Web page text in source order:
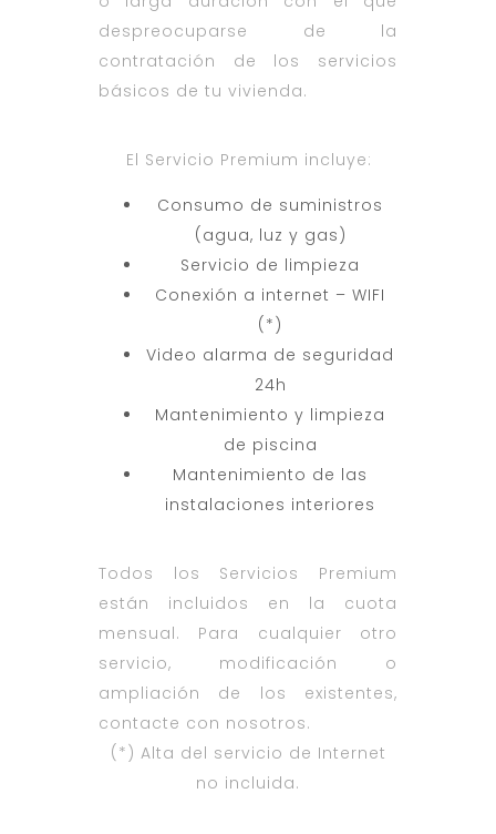
despreocuparse de la
contratación de los servicios
básicos de tu vivienda.
El Servicio Premium incluye:
Consumo de suministros
(agua, luz y gas)
Servicio de limpieza
Conexión a internet – WIFI
(*)
Video alarma de seguridad
24h
Mantenimiento y limpieza
de piscina
Mantenimiento de las
instalaciones interiores
Todos los Servicios Premium
están incluidos en la cuota
mensual. Para cualquier otro
servicio, modificación o
ampliación de los existentes,
contacte con nosotros.
(*) Alta del servicio de Internet
no incluida.